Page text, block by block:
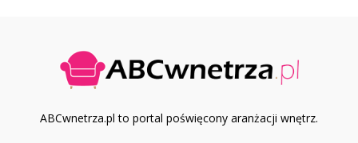
ABCwnetrza.pl to portal poświęcony aranżacji wnętrz.